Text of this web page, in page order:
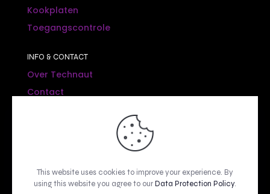
Kookplaten
Toegangscontrole
INFO & CONTACT
Over Technaut
Contact
This website uses cookies to improve your experience. By
using this website you agree to ourData Protection Policy.